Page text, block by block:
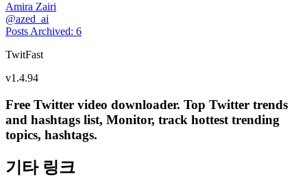
Amira Zairi
@azed_ai
Posts Archived: 6
TwitFast
v1.4.94
Free Twitter video downloader. Top Twitter trends
and hashtags list, Monitor, track hottest trending
topics, hashtags.
기타 링크